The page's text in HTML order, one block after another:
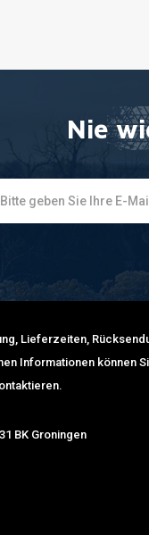
Nie
Lieferzeiten,
Informationen können
BK Groningen